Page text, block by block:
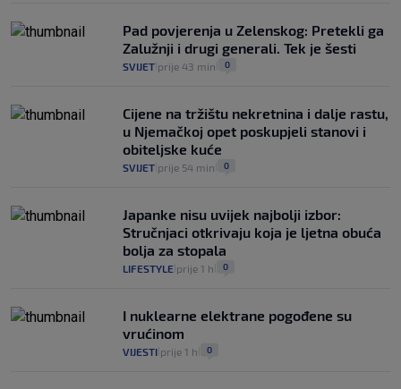
Pad povjerenja u Zelenskog: Pretekli ga
Zalužnji i drugi generali. Tek je šesti
SVIJET prije 43 min 0
Cijene na tržištu nekretnina i dalje rastu,
u Njemačkoj opet poskupjeli stanovi i
obiteljske kuće
SVIJET prije 54 min 0
Japanke nisu uvijek najbolji izbor:
Stručnjaci otkrivaju koja je ljetna obuća
bolja za stopala
LIFESTYLE prije 1 h 0
I nuklearne elektrane pogođene su
vrućinom
VIJESTI prije 1 h 0